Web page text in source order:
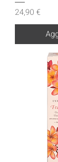
Prezzo
24,90 €